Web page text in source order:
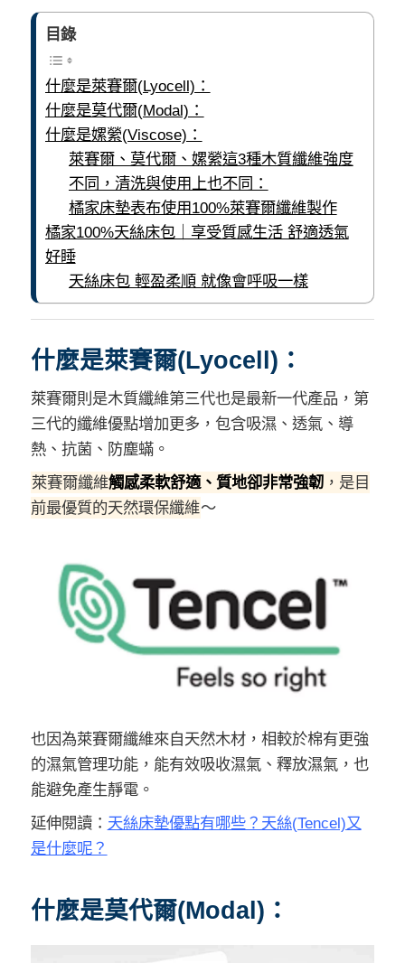
目錄
什麼是萊賽爾(Lyocell)：
什麼是莫代爾(Modal)：
什麼是嫘縈(Viscose)：
萊賽爾、莫代爾、嫘縈這3種木質纖維強度
不同，清洗與使用上也不同：
橘家床墊表布使用100%萊賽爾纖維製作
橘家100%天絲床包｜享受質感生活 舒適透氣
好睡
天絲床包 輕盈柔順 就像會呼吸一樣
什麼是萊賽爾(Lyocell)：
萊賽爾則是木質纖維第三代也是最新一代產品，第
三代的纖維優點增加更多，包含吸濕、透氣、導
熱、抗菌、防塵蟎。
萊賽爾纖維觸感柔軟舒適、質地卻非常強韌，是目
前最優質的天然環保纖維～
也因為萊賽爾纖維來自天然木材，相較於棉有更強
的濕氣管理功能，能有效吸收濕氣、釋放濕氣，也
能避免產生靜電。
延伸閱讀： 天絲床墊優點有哪些？天絲(Tencel)又
是什麼呢？
什麼是莫代爾(Modal)：